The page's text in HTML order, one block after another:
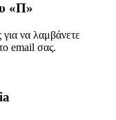
«Π»
να λαμβάνετε
email σας.